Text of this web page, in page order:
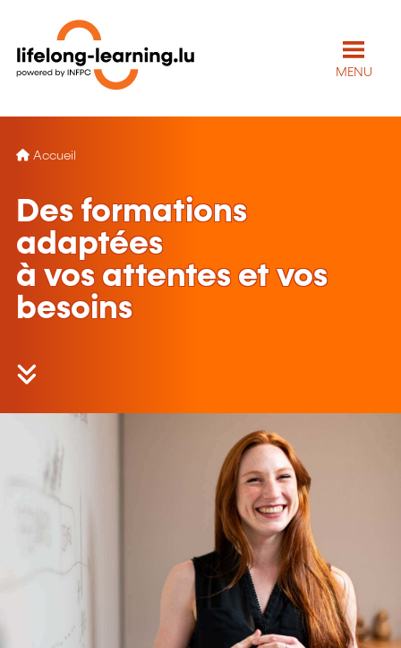
MENU
Accueil
Des formations
adaptées
à vos attentes et vos
besoins